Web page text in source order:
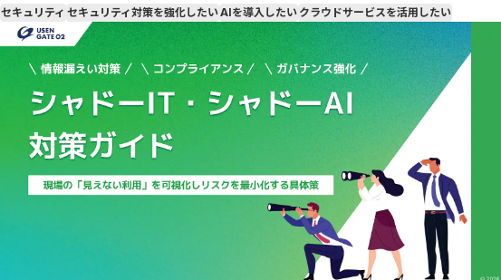
セキュリティ セキュリティ対策を強化したいAIを導入したい クラウドサービスを活用したい